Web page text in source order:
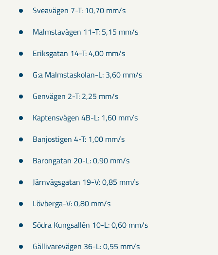
Sveavägen 7-T: 10,70 mm/s
Malmstavägen 11-T: 5,15 mm/s
Eriksgatan 14-T: 4,00 mm/s
G:a Malmstaskolan-L: 3,60 mm/s
Genvägen 2-T: 2,25 mm/s
Kaptensvägen 4B-L: 1,60 mm/s
Banjostigen 4-T: 1,00 mm/s
Barongatan 20-L: 0,90 mm/s
Järnvägsgatan 19-V: 0,85 mm/s
Lövberga-V: 0,80 mm/s
Södra Kungsallén 10-L: 0,60 mm/s
Gällivarevägen 36-L: 0,55 mm/s